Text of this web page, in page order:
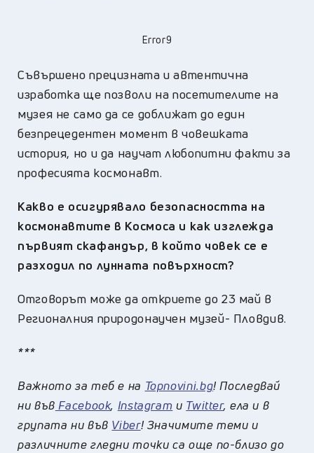
Error9
Съвършено прецизната и автентична
изработка ще позволи на посетителите на
музея не само да се доближат до един
безпрецедентен момент в човешката
история, но и да научат любопитни факти за
професията космонавт.
Какво е осигурявало безопасността на
космонавтите в Космоса и как изглежда
първият скафандър, в който човек се е
разходил по лунната повърхност?
Отговорът може да откриете до 23 май в
Регионалния природонаучен музей- Пловдив.
***
Важното за теб е на Topnovini.bg! Последвай
ни във Facebook, Instagram и Twitter, ела и в
групата ни във Viber! Значимите теми и
различните гледни точки са още по-близо до